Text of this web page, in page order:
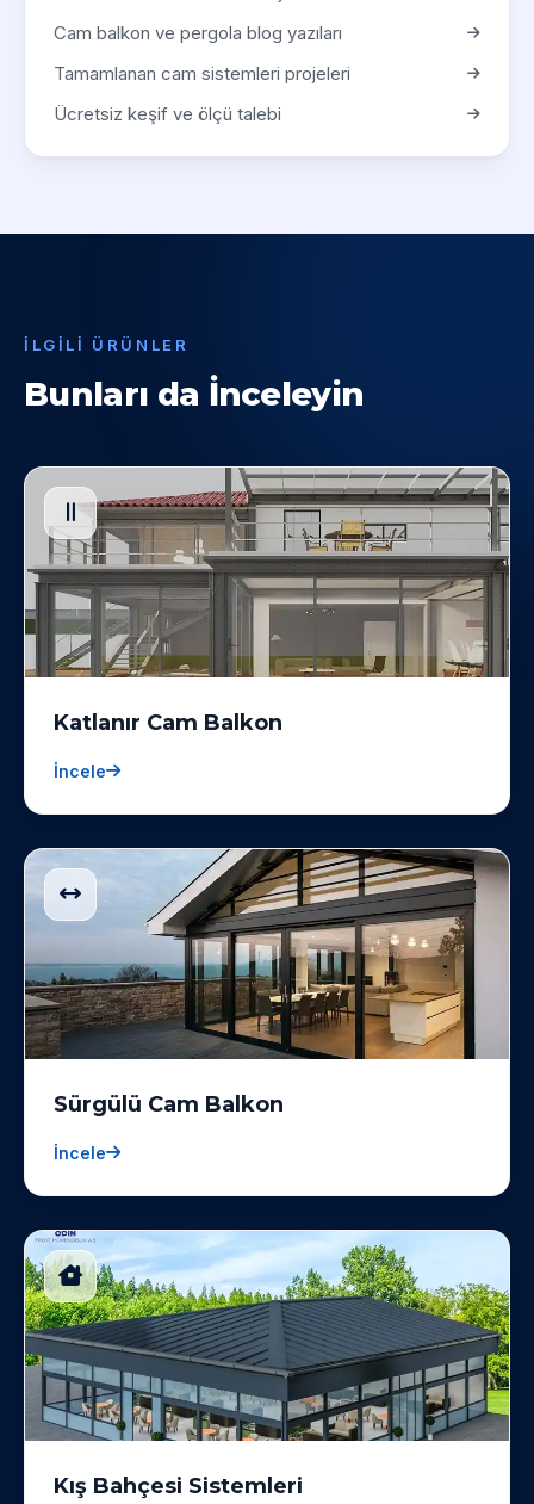
Cam balkon ve pergola blog yazıları
Tamamlanan cam sistemleri projeleri
Ücretsiz keşif ve ölçü talebi
İLGILI ÜRÜNLER
Bunları da İnceleyin
Katlanır Cam Balkon
İncele
Sürgülü Cam Balkon
İncele
Kış Bahçesi Sistemleri